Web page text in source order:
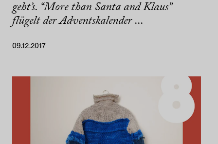
geht’s. “More than Santa and Klaus”
flügelt der Adventskalender ...
09.12.2017